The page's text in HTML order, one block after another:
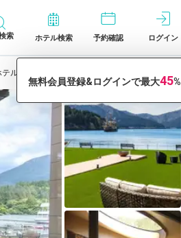
索 ホテル検索 予約確認 ログイン
テルレイクビューアネックス」の宿泊予約